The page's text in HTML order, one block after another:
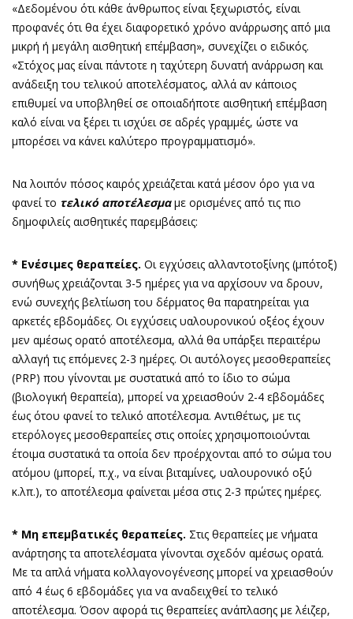
«Δεδομένου ότι κάθε άνθρωπος είναι ξεχωριστός, είναι
προφανές ότι θα έχει διαφορετικό χρόνο ανάρρωσης από μια
μικρή ή μεγάλη αισθητική επέμβαση», συνεχίζει ο ειδικός.
«Στόχος μας είναι πάντοτε η ταχύτερη δυνατή ανάρρωση και
ανάδειξη του τελικού αποτελέσματος, αλλά αν κάποιος
επιθυμεί να υποβληθεί σε οποιαδήποτε αισθητική επέμβαση
καλό είναι να ξέρει τι ισχύει σε αδρές γραμμές, ώστε να
μπορέσει να κάνει καλύτερο προγραμματισμό».
Να λοιπόν πόσος καιρός χρειάζεται κατά μέσον όρο για να
φανεί το τελικό αποτέλεσμαμε ορισμένες από τις πιο
δημοφιλείς αισθητικές παρεμβάσεις:
* Ενέσιμες θεραπείες. Οι εγχύσεις αλλαντοτοξίνης (μπότοξ)
συνήθως χρειάζονται 3-5 ημέρες για να αρχίσουν να δρουν,
ενώ συνεχής βελτίωση του δέρματος θα παρατηρείται για
αρκετές εβδομάδες. Οι εγχύσεις υαλουρονικού οξέος έχουν
μεν αμέσως ορατό αποτέλεσμα, αλλά θα υπάρξει περαιτέρω
αλλαγή τις επόμενες 2-3 ημέρες. Οι αυτόλογες μεσοθεραπείες
(PRP) που γίνονται με συστατικά από το ίδιο το σώμα
(βιολογική θεραπεία), μπορεί να χρειασθούν 2-4 εβδομάδες
έως ότου φανεί το τελικό αποτέλεσμα. Αντιθέτως, με τις
ετερόλογες μεσοθεραπείες στις οποίες χρησιμοποιούνται
έτοιμα συστατικά τα οποία δεν προέρχονται από το σώμα του
ατόμου (μπορεί, π.χ., να είναι βιταμίνες, υαλουρονικό οξύ
κ.λπ.), το αποτέλεσμα φαίνεται μέσα στις 2-3 πρώτες ημέρες.
* Μη επεμβατικές θεραπείες. Στις θεραπείες με νήματα
ανάρτησης τα αποτελέσματα γίνονται σχεδόν αμέσως ορατά.
Με τα απλά νήματα κολλαγονογένεσης μπορεί να χρειασθούν
από 4 έως 6 εβδομάδες για να αναδειχθεί το τελικό
αποτέλεσμα. Όσον αφορά τις θεραπείες ανάπλασης με λέιζερ,